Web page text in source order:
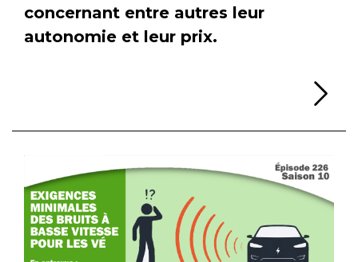
concernant entre autres leur
autonomie et leur prix.